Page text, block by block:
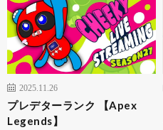
2025.11.26
プレデターランク 【Apex
Legends】